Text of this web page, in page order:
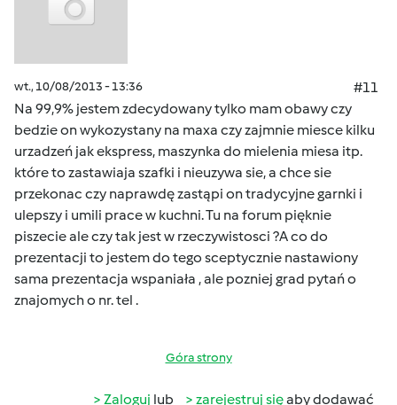
wt., 10/08/2013 - 13:36
#11
Na 99,9% jestem zdecydowany tylko mam obawy czy
bedzie on wykozystany na maxa czy zajmnie miesce kilku
urzadzeń jak ekspress, maszynka do mielenia miesa itp.
które to zastawiaja szafki i nieuzywa sie, a chce sie
przekonac czy naprawdę zastąpi on tradycyjne garnki i
ulepszy i umili prace w kuchni. Tu na forum pięknie
piszecie ale czy tak jest w rzeczywistosci ?A co do
prezentacji to jestem do tego sceptycznie nastawiony
sama prezentacja wspaniała , ale pozniej grad pytań o
znajomych o nr. tel .
Góra strony
Zaloguj lub zarejestruj sięaby dodawać